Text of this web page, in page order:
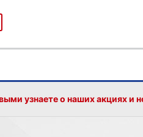
узнаете о наших акциях и